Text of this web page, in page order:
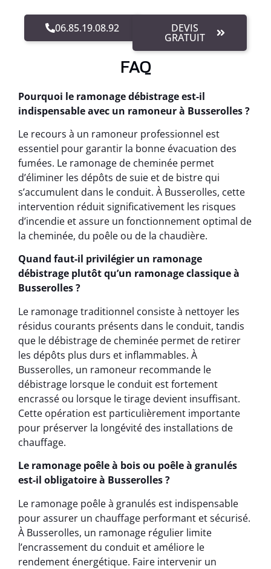
06.85.19.08.92 DEVIS
GRATUIT
FAQ
Pourquoi le ramonage débistrage est-il
indispensable avec un ramoneur à Busserolles ?
Le recours à un ramoneur professionnel est
essentiel pour garantir la bonne évacuation des
fumées. Le ramonage de cheminée permet
d’éliminer les dépôts de suie et de bistre qui
s’accumulent dans le conduit. À Busserolles, cette
intervention réduit significativement les risques
d’incendie et assure un fonctionnement optimal de
la cheminée, du poêle ou de la chaudière.
Quand faut-il privilégier un ramonage
débistrage plutôt qu’un ramonage classique à
Busserolles ?
Le ramonage traditionnel consiste à nettoyer les
résidus courants présents dans le conduit, tandis
que le débistrage de cheminée permet de retirer
les dépôts plus durs et inflammables. À
Busserolles, un ramoneur recommande le
débistrage lorsque le conduit est fortement
encrassé ou lorsque le tirage devient insuffisant.
Cette opération est particulièrement importante
pour préserver la longévité des installations de
chauffage.
Le ramonage poêle à bois ou poêle à granulés
est-il obligatoire à Busserolles ?
Le ramonage poêle à granulés est indispensable
pour assurer un chauffage performant et sécurisé.
À Busserolles, un ramonage régulier limite
l’encrassement du conduit et améliore le
rendement énergétique. Faire intervenir un